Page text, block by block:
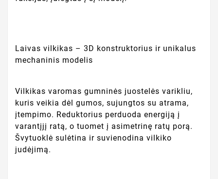
Laivas vilkikas – 3D konstruktorius ir unikalus
mechaninis modelis
Vilkikas varomas gumninės juostelės varikliu,
kuris veikia dėl gumos, sujungtos su atrama,
įtempimo. Reduktorius perduoda energiją į
varantįjį ratą, o tuomet į asimetrinę ratų porą.
Švytuoklė sulėtina ir suvienodina vilkiko
judėjimą.